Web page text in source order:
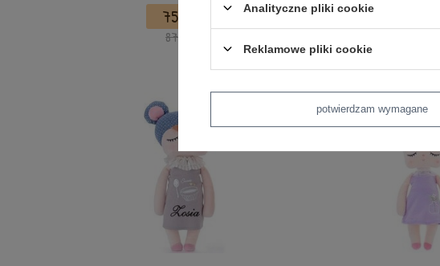
75,99 zł
87,00 zł
Analityczne pliki cookie
Reklamowe pliki cookie
potwierdzam wymagane